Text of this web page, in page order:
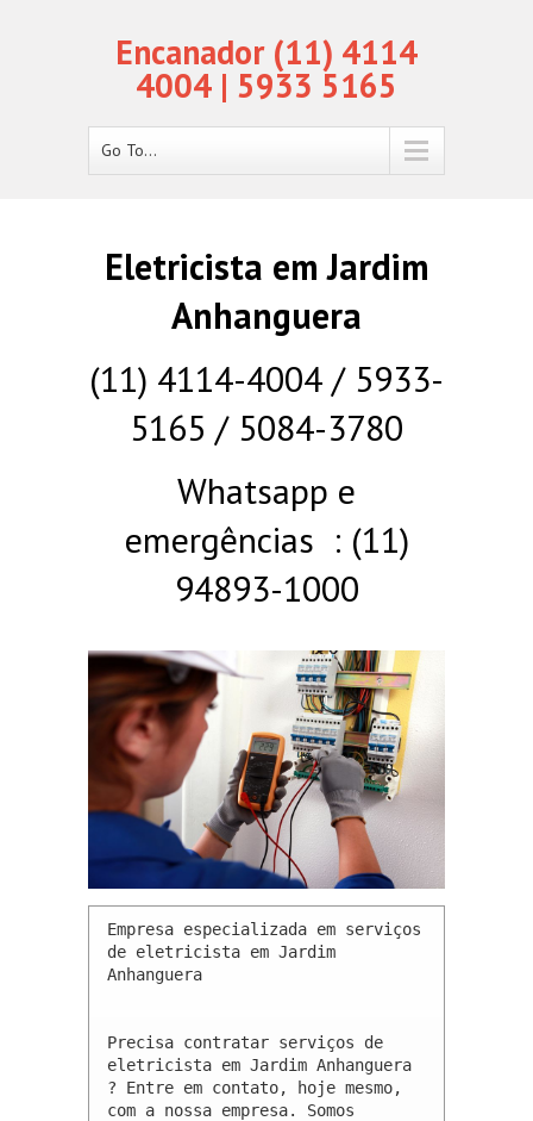
Encanador (11) 4114
4004 | 5933 5165
Go To...
Eletricista em Jardim
Anhanguera
(11) 4114-4004 / 5933-
5165 / 5084-3780
Whatsapp e
emergências : (11)
94893-1000
Empresa especializada em serviços
de eletricista em Jardim
Anhanguera
Precisa contratar serviços de
eletricista em Jardim Anhanguera
? Entre em contato, hoje mesmo,
com a nossa empresa. Somos